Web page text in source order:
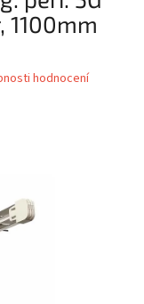
1100mm
hodnocení